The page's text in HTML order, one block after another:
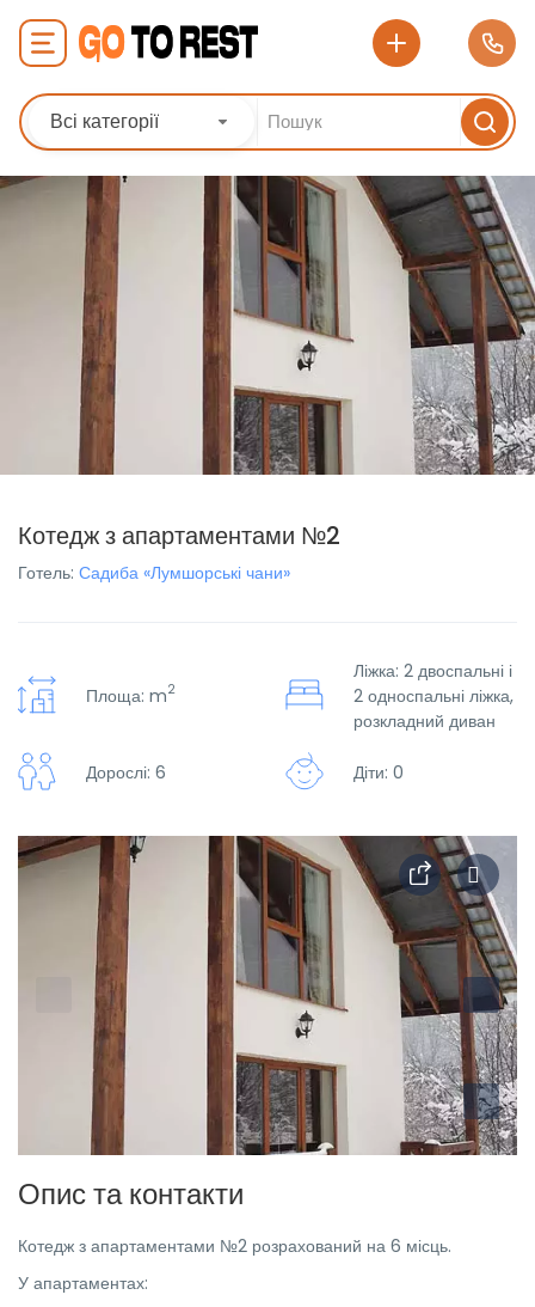
Всі категорії
Котедж з апартаментами №2
Готель: Садиба «Лумшорські чани»
Площа: m2
Ліжка: 2 двоспальні і
2 односпальні ліжка,
розкладний диван
Дорослі: 6 Діти: 0
Опис та контакти
Котедж з апартаментами №2 розрахований на 6 місць.
У апартаментах: